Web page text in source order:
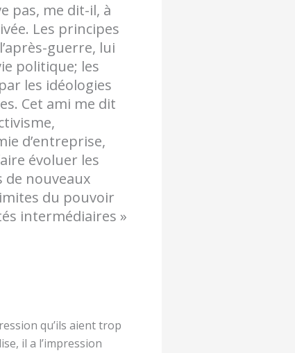
pas, me dit-il, à
Les principes
guerre, lui
politique; les
les idéologies
Cet ami me dit
d’entreprise,
évoluer les
de nouveaux
du pouvoir
intermédiaires »
qu’ils aient trop
il a l’impression